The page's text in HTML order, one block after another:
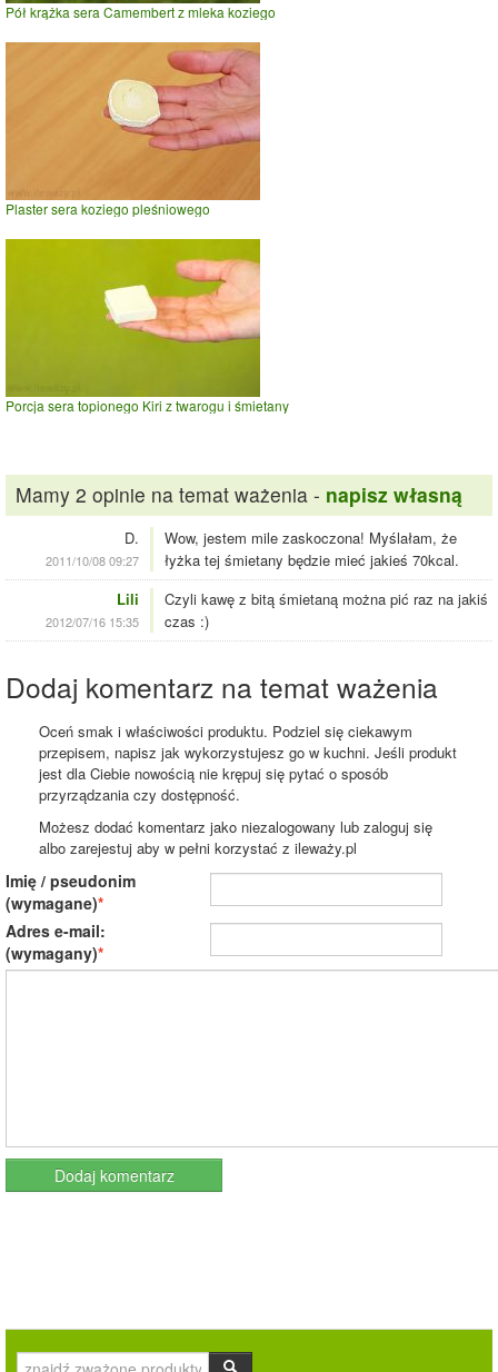
Pół krążka sera Camembert z mleka koziego
Plaster sera koziego pleśniowego
Porcja sera topionego Kiri z twarogu i śmietany
Mamy 2 opinie na temat ważenia - napisz własną
D.
2011/10/08 09:27
Wow, jestem mile zaskoczona! Myślałam, że
łyżka tej śmietany będzie mieć jakieś 70kcal.
Lili
2012/07/16 15:35
Czyli kawę z bitą śmietaną można pić raz na jakiś
czas :)
Dodaj komentarz na temat ważenia
Oceń smak i właściwości produktu. Podziel się ciekawym
przepisem, napisz jak wykorzystujesz go w kuchni. Jeśli produkt
jest dla Ciebie nowością nie krępuj się pytać o sposób
przyrządzania czy dostępność.
Możesz dodać komentarz jako niezalogowany lub zaloguj się
albo zarejestuj aby w pełni korzystać z ileważy.pl
Imię / pseudonim
(wymagane)
Adres e-mail:
(wymagany)